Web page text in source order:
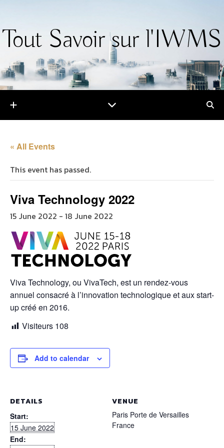
Tout Savoir sur l'IWMS
« All Events
This event has passed.
Viva Technology 2022
15 June 2022 - 18 June 2022
Viva Technology, ou VivaTech, est un rendez-vous
annuel consacré à l’innovation technologique et aux start-
up créé en 2016.
Visiteurs 108
Add to calendar
DETAILS
Start:
15 June 2022
End:
VENUE
Paris Porte de Versailles
France